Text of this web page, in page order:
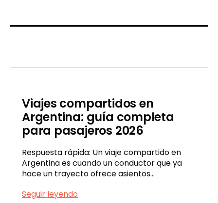
Viajes compartidos en
Argentina: guía completa
para pasajeros 2026
Respuesta rápida: Un viaje compartido en
Argentina es cuando un conductor que ya
hace un trayecto ofrece asientos…
Seguir leyendo